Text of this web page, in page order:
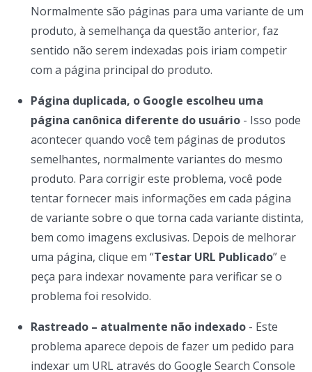
Normalmente são páginas para uma variante de um
produto, à semelhança da questão anterior, faz
sentido não serem indexadas pois iriam competir
com a página principal do produto.
Página duplicada, o Google escolheu uma
página canônica diferente do usuário - Isso pode
acontecer quando você tem páginas de produtos
semelhantes, normalmente variantes do mesmo
produto. Para corrigir este problema, você pode
tentar fornecer mais informações em cada página
de variante sobre o que torna cada variante distinta,
bem como imagens exclusivas. Depois de melhorar
uma página, clique em “Testar URL Publicado” e
peça para indexar novamente para verificar se o
problema foi resolvido.
Rastreado – atualmente não indexado - Este
problema aparece depois de fazer um pedido para
indexar um URL através do Google Search Console